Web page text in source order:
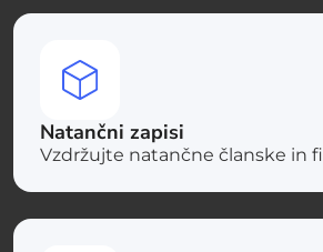
Natančni zapisi
Vzdržujte natančne članske in